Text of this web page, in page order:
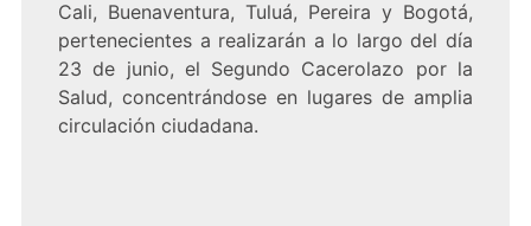
Cali, Buenaventura, Tuluá, Pereira y Bogotá,
pertenecientes a realizarán a lo largo del día
23 de junio, el Segundo Cacerolazo por la
Salud, concentrándose en lugares de amplia
circulación ciudadana.